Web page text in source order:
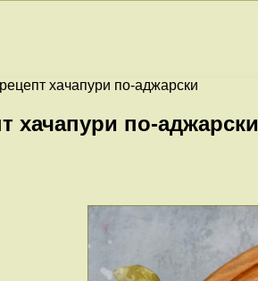
хачапури по-аджарски
хачапури по-аджарски